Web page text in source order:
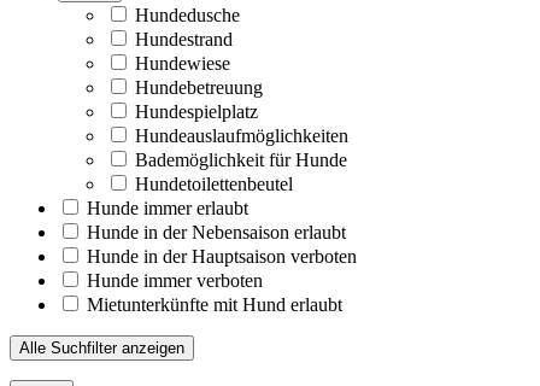
Hundedusche
Hundestrand
Hundewiese
Hundebetreuung
Hundespielplatz
Hundeauslaufmöglichkeiten
Bademöglichkeit für Hunde
Hundetoilettenbeutel
Hunde immer erlaubt
Hunde in der Nebensaison erlaubt
Hunde in der Hauptsaison verboten
Hunde immer verboten
Mietunterkünfte mit Hund erlaubt
Alle Suchfilter anzeigen